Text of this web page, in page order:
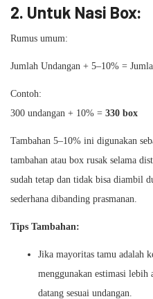
2. Untuk Nasi Box:
Rumus umum:
Jumlah Undangan + 5–10% =
Contoh:
300 undangan + 10% = 330 box
Tambahan 5–10% ini digunakan
tambahan atau box rusak selama
sudah tetap dan tidak bisa diambil
sederhana dibanding prasmanan.
Tips Tambahan:
Jika mayoritas tamu adalah
menggunakan estimasi lebih
datang sesuai undangan.